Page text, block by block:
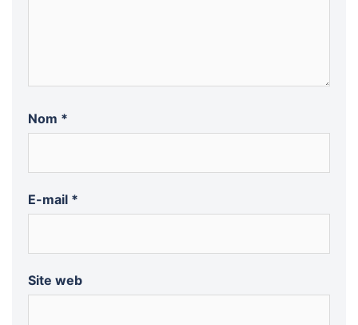
Nom *
E-mail *
Site web